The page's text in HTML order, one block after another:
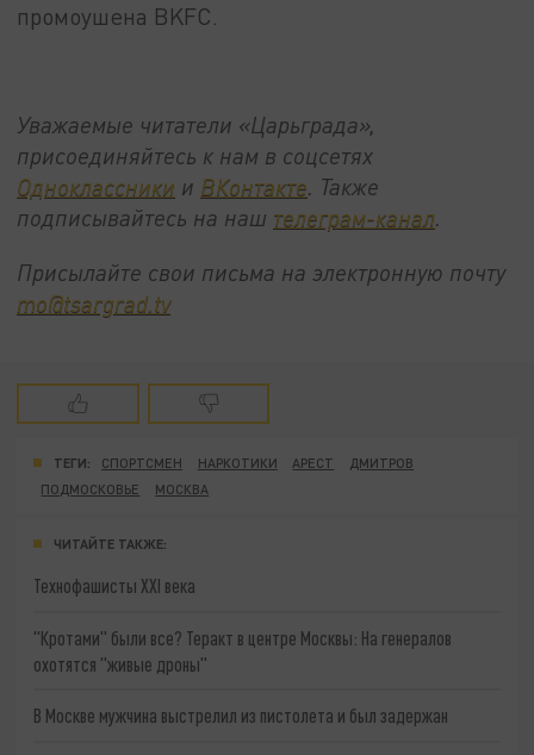
промоушена BKFC.
Уважаемые читатели «Царьграда»,
присоединяйтесь к нам в соцсетях
Одноклассники и ВКонтакте. Также
подписывайтесь на наш телеграм-канал.
Присылайте свои письма на электронную почту
mo@tsargrad.tv
ТЕГИ: СПОРТСМЕН НАРКОТИКИ АРЕСТ
ДМИТРОВ
ПОДМОСКОВЬЕ
МОСКВА
ЧИТАЙТЕ ТАКЖЕ:
Технофашисты XXI века
"Кротами" были все? Теракт в центре Москвы: На генералов
охотятся "живые дроны"
В Москве мужчина выстрелил из пистолета и был задержан